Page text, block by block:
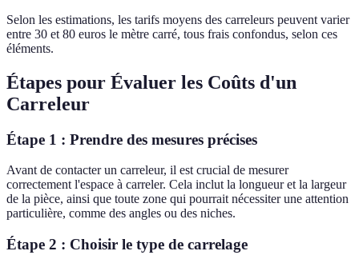
Selon les estimations, les tarifs moyens des carreleurs peuvent varier
entre 30 et 80 euros le mètre carré, tous frais confondus, selon ces
éléments.
Étapes pour Évaluer les Coûts d'un
Carreleur
Étape 1 : Prendre des mesures précises
Avant de contacter un carreleur, il est crucial de mesurer
correctement l'espace à carreler. Cela inclut la longueur et la largeur
de la pièce, ainsi que toute zone qui pourrait nécessiter une attention
particulière, comme des angles ou des niches.
Étape 2 : Choisir le type de carrelage